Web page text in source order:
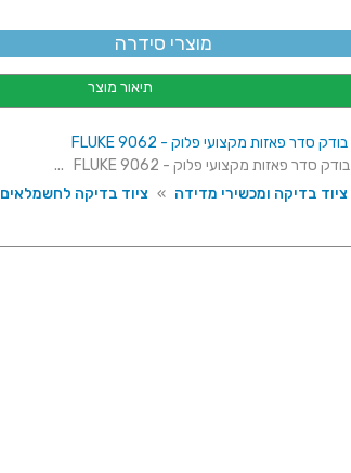
מוצרי סידרה
תיאור מוצר
בודק סדר פאזות מקצועי פלוק - FLUKE 9062
בודק סדר פאזות מקצועי פלוק - FLUKE 9062 ...
ציוד בדיקה ומכשירי מדידה » ציוד בדיקה לחשמלאים